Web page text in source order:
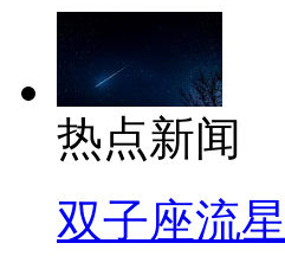
热点新闻
双子座流